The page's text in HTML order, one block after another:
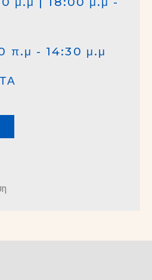
π.μ - 14:30 μ.μ